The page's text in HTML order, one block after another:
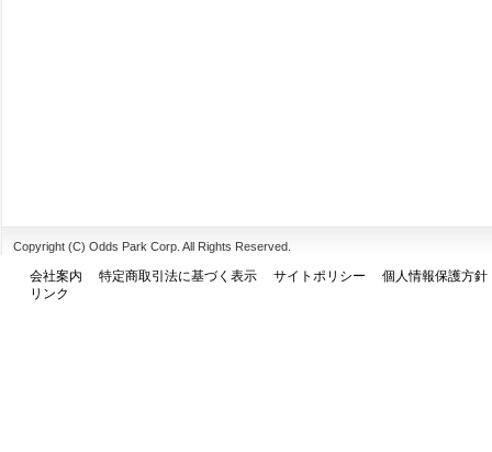
Copyright (C) Odds Park Corp. All Rights Reserved.
会社案内 特定商取引法に基づく表示 サイトポリシー
個人情報保護方針
リンク